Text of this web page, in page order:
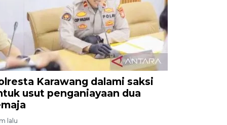
Karawang dalami saksi
usut penganiayaan dua
lalu